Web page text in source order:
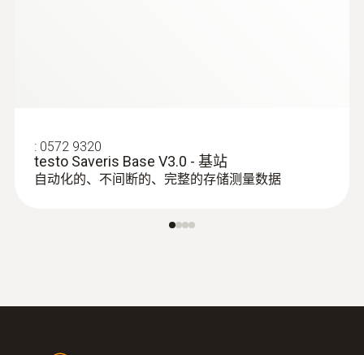
: 0572 9320
testo Saveris Base V3.0 - 基站
自动化的、不间断的、完整的存储测量数据